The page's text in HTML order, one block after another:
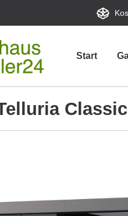
Start